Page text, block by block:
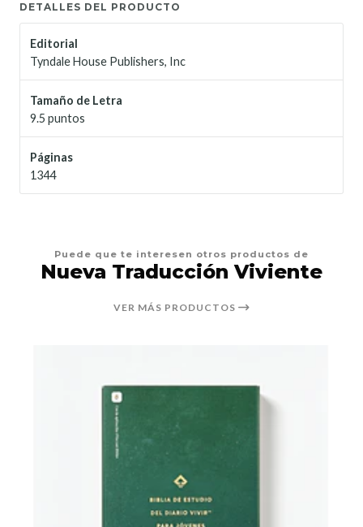
DETALLES DEL PRODUCTO
Editorial
Tyndale House Publishers, Inc
Tamaño de Letra
9.5 puntos
Páginas
1344
Puede que te interesen otros productos de
Nueva Traducción Viviente
VER MÁS PRODUCTOS